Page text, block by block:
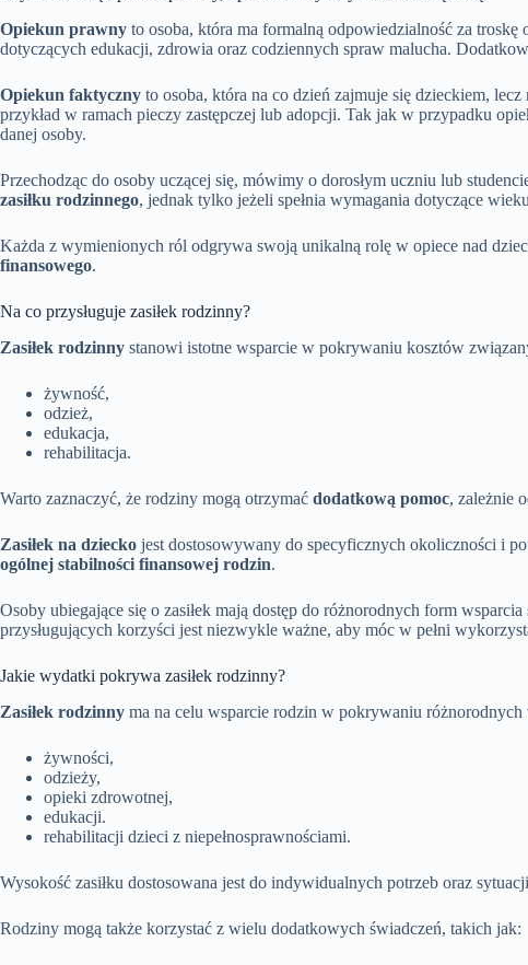
Opiekun prawny to osoba, która ma formalną odpowiedzialność za
dotyczących edukacji, zdrowia oraz codziennych spraw malucha.
Opiekun faktyczny to osoba, która na co dzień zajmuje się dzieckiem,
przykład w ramach pieczy zastępczej lub adopcji. Tak jak w przypadku
danej osoby.
Przechodząc do osoby uczącej się, mówimy o dorosłym uczniu lub
zasiłku rodzinnego, jednak tylko jeżeli spełnia wymagania dotyczące
Każda z wymienionych ról odgrywa swoją unikalną rolę w opiece nad
finansowego.
Na co przysługuje zasiłek rodzinny?
Zasiłek rodzinny stanowi istotne wsparcie w pokrywaniu kosztów
żywność,
odzież,
edukacja,
rehabilitacja.
Warto zaznaczyć, że rodziny mogą otrzymać dodatkową pomoc, zależnie
Zasiłek na dziecko jest dostosowywany do specyficznych okoliczności i
ogólnej stabilności finansowej rodzin.
Osoby ubiegające się o zasiłek mają dostęp do różnorodnych form
przysługujących korzyści jest niezwykle ważne, aby móc w pełni
Jakie wydatki pokrywa zasiłek rodzinny?
Zasiłek rodzinny ma na celu wsparcie rodzin w pokrywaniu
żywności,
odzieży,
opieki zdrowotnej,
edukacji.
rehabilitacji dzieci z niepełnosprawnościami.
Wysokość zasiłku dostosowana jest do indywidualnych potrzeb oraz
Rodziny mogą także korzystać z wielu dodatkowych świadczeń, takich jak: